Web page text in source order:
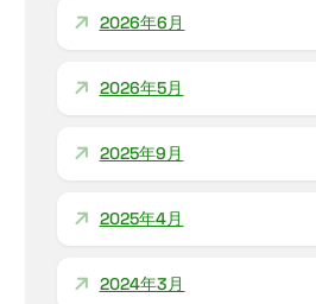
2026年6月
2026年5月
2025年9月
2025年4月
2024年3月